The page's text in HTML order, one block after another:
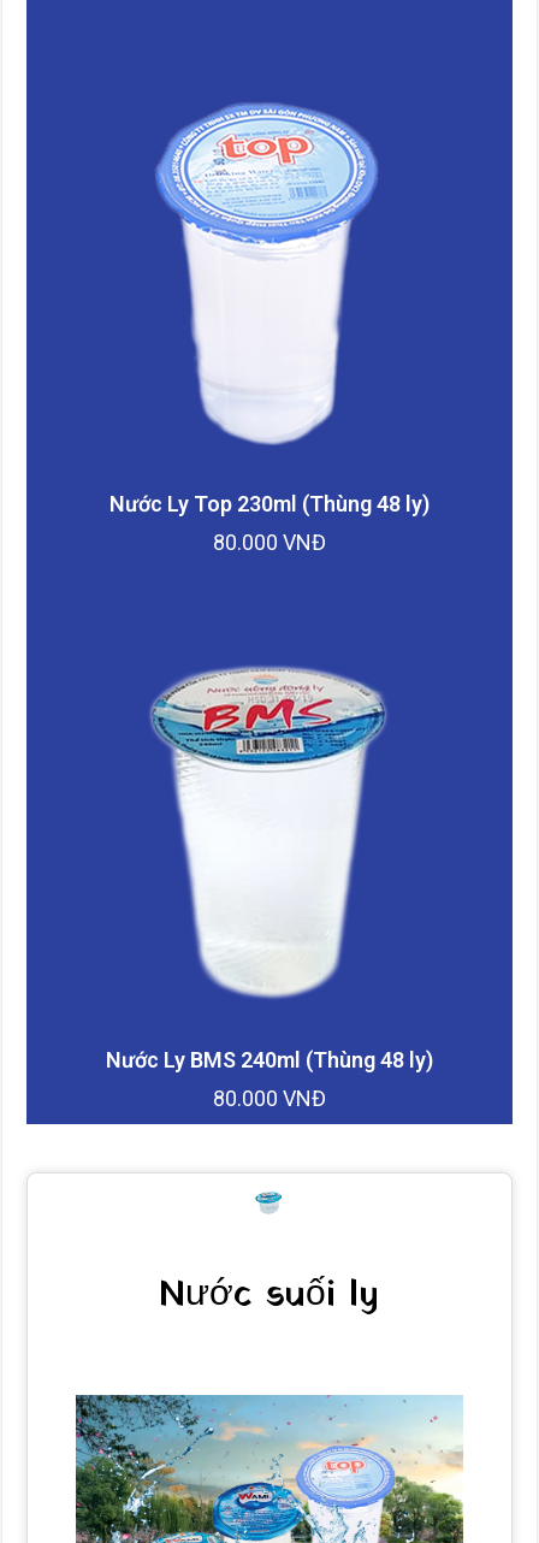
Nước Ly Top 230ml (Thùng 48 ly)
80.000 VNĐ
Nước Ly BMS 240ml (Thùng 48 ly)
80.000 VNĐ
Nước suối ly